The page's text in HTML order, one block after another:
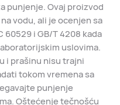
punjenje. Ovaj proizvod
vodu, ali je ocenjen sa
60529 i GB/T 4208 kada
uslovima.
i prašinu nisu trajni
tokom vremena sa
punjenje
Oštećenje tečnošću